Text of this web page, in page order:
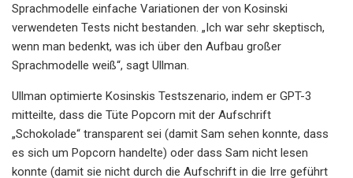
Sprachmodelle einfache Variationen der von Kosinski
verwendeten Tests nicht bestanden. „Ich war sehr skeptisch,
wenn man bedenkt, was ich über den Aufbau großer
Sprachmodelle weiß“, sagt Ullman.
Ullman optimierte Kosinskis Testszenario, indem er GPT-3
mitteilte, dass die Tüte Popcorn mit der Aufschrift
„Schokolade“ transparent sei (damit Sam sehen konnte, dass
es sich um Popcorn handelte) oder dass Sam nicht lesen
konnte (damit sie nicht durch die Aufschrift in die Irre geführt